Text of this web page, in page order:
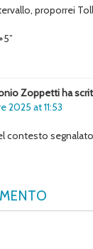
proporrei
Zoppetti ha
2025 at 11:53
contesto